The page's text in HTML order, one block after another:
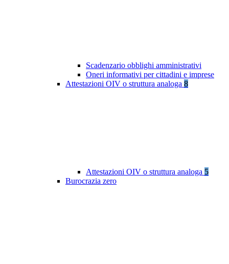
Scadenzario obblighi amministrativi
Oneri informativi per cittadini e imprese
Attestazioni OIV o struttura analoga 8
Attestazioni OIV o struttura analoga 5
Burocrazia zero